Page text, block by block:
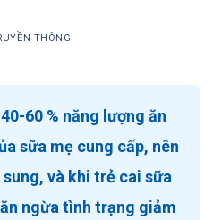
THÔNG
60 % năng lượng ăn
sữa mẹ cung cấp, nên
và khi trẻ cai sữa
ngừa tình trạng giảm